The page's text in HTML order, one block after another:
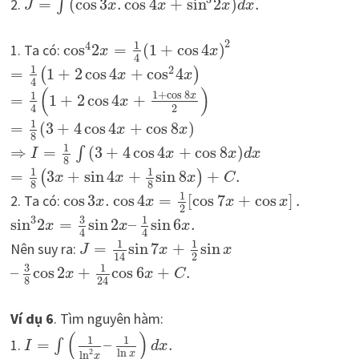
2. J = ∫ (cos3x. cos4x + sin 2x )dx.
1. Ta có: cos42x =
1
4 (1 + cos4x)2
=
1
4 (1 + 2cos4x + cos24x)
=
1
4 (1 + 2cos4x + 1+cos 8x
2 )
=
1
8 (3 + 4cos4x + cos 8x)
⇒ I =
1
8
∫ (3 + 4cos4x + cos 8x)dx
=
1
8 (3x + sin4x + 1
8 sin 8x) + C.
2. Ta có: cos3x. cos4x =
1
2 [cos 7x + cosx] .
sin32x = 3
4 sin2x– 1
4 sin6x.
Nên suy ra: J =
1
14 sin7x + 1
2 sinx
– 3
8 cos2x +
1
24 cos6x + C.
Ví dụ 6. Tìm nguyên hàm:
1. I = ∫ (
1
ln2x
–
1
ln x ) dx.